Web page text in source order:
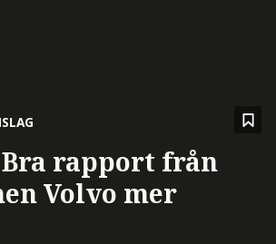
rapport från
Volvo mer